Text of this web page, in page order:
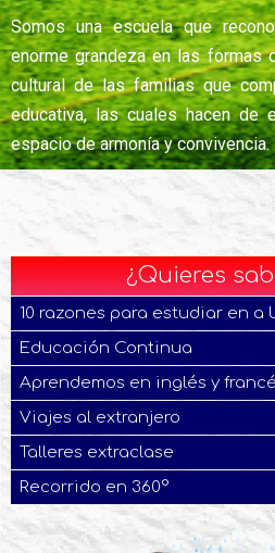
Somos una escuela que
enorme grandeza en las formas
cultural de las familias que
educativa, las cuales hacen de
espacio de armonía y convivencia.
¿Quieres
10 razones para estudiar en a
Educación Continua
Aprendemos en inglés y
Viajes al extranjero
Talleres extraclase
Recorrido en 360°